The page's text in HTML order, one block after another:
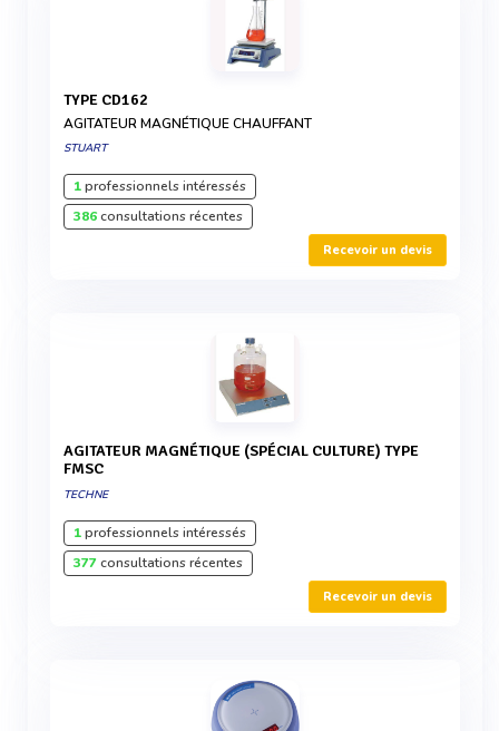
TYPE CD162
AGITATEUR MAGNÉTIQUE CHAUFFANT
STUART
1professionnels intéressés
386consultations récentes
Recevoir un devis
AGITATEUR MAGNÉTIQUE (SPÉCIAL CULTURE) TYPE
FMSC
TECHNE
1professionnels intéressés
377consultations récentes
Recevoir un devis